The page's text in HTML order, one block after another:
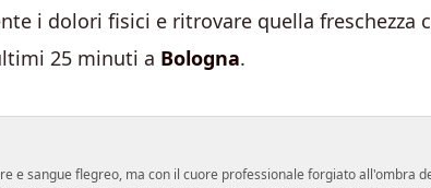
i dolori fisici e ritrovare quella freschezza
25 minuti a Bologna.
e sangue flegreo, ma con il cuore professionale forgiato all'ombra